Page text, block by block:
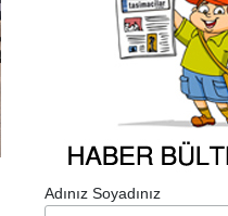
Adınız Soyadınız